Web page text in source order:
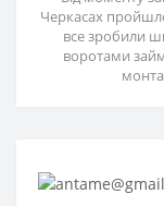
Черкасах
все зробили
воротами